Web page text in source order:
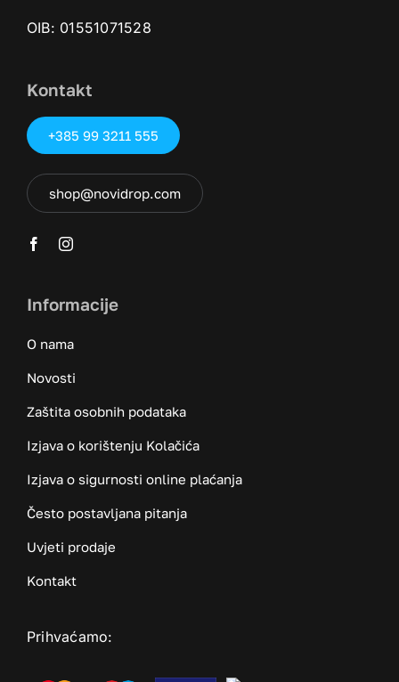
OIB: 01551071528‬
Kontakt
+385 99 3211 555
shop@novidrop.com
Informacije
O nama
Novosti
Zaštita osobnih podataka
Izjava o korištenju Kolačića
Izjava o sigurnosti online plaćanja
Često postavljana pitanja
Uvjeti prodaje
Kontakt
Prihvaćamo: